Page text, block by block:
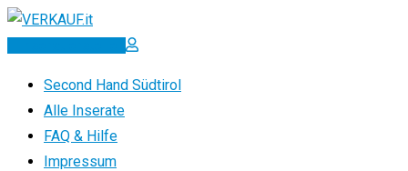
Zum
Inserat erstellen
Second Hand Südtirol
Alle Inserate
FAQ & Hilfe
Impressum